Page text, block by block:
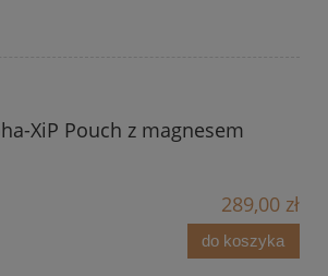
XiP Pouch z magnesem
289,00 zł
do koszyka